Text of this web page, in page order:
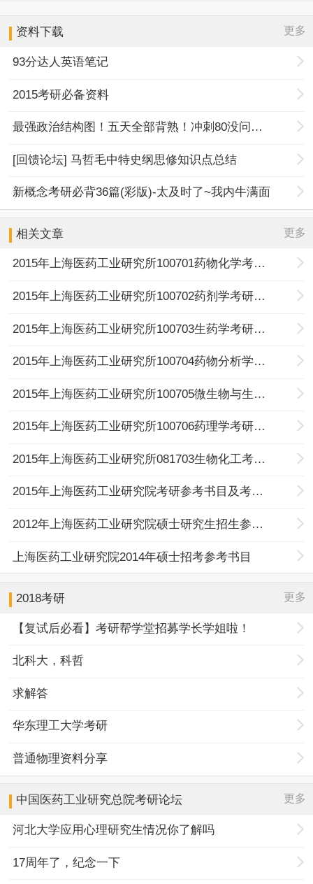
资料下载 更多
93分达人英语笔记
2015考研必备资料
最强政治结构图！五天全部背熟！冲刺80没问题！
[回馈论坛] 马哲毛中特史纲思修知识点总结
新概念考研必背36篇(彩版)-太及时了~我内牛满面
相关文章 更多
2015年上海医药工业研究所100701药物化学考研参考书目及考试科目
2015年上海医药工业研究所100702药剂学考研参考书目及考试科目
2015年上海医药工业研究所100703生药学考研参考书目及考试科目
2015年上海医药工业研究所100704药物分析学考研参考书目及考试科目
2015年上海医药工业研究所100705微生物与生化药学考研参考书目及考试科目
2015年上海医药工业研究所100706药理学考研参考书目及考试科目
2015年上海医药工业研究所081703生物化工考研参考书目及考试科目
2015年上海医药工业研究院考研参考书目及考试科目
2012年上海医药工业研究院硕士研究生招生参考书目
上海医药工业研究院2014年硕士招考参考书目
2018考研 更多
【复试后必看】考研帮学堂招募学长学姐啦！
北科大，科哲
求解答
华东理工大学考研
普通物理资料分享
中国医药工业研究总院考研论坛 更多
河北大学应用心理研究生情况你了解吗
17周年了，纪念一下